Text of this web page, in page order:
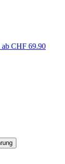
ab CHF 69.90